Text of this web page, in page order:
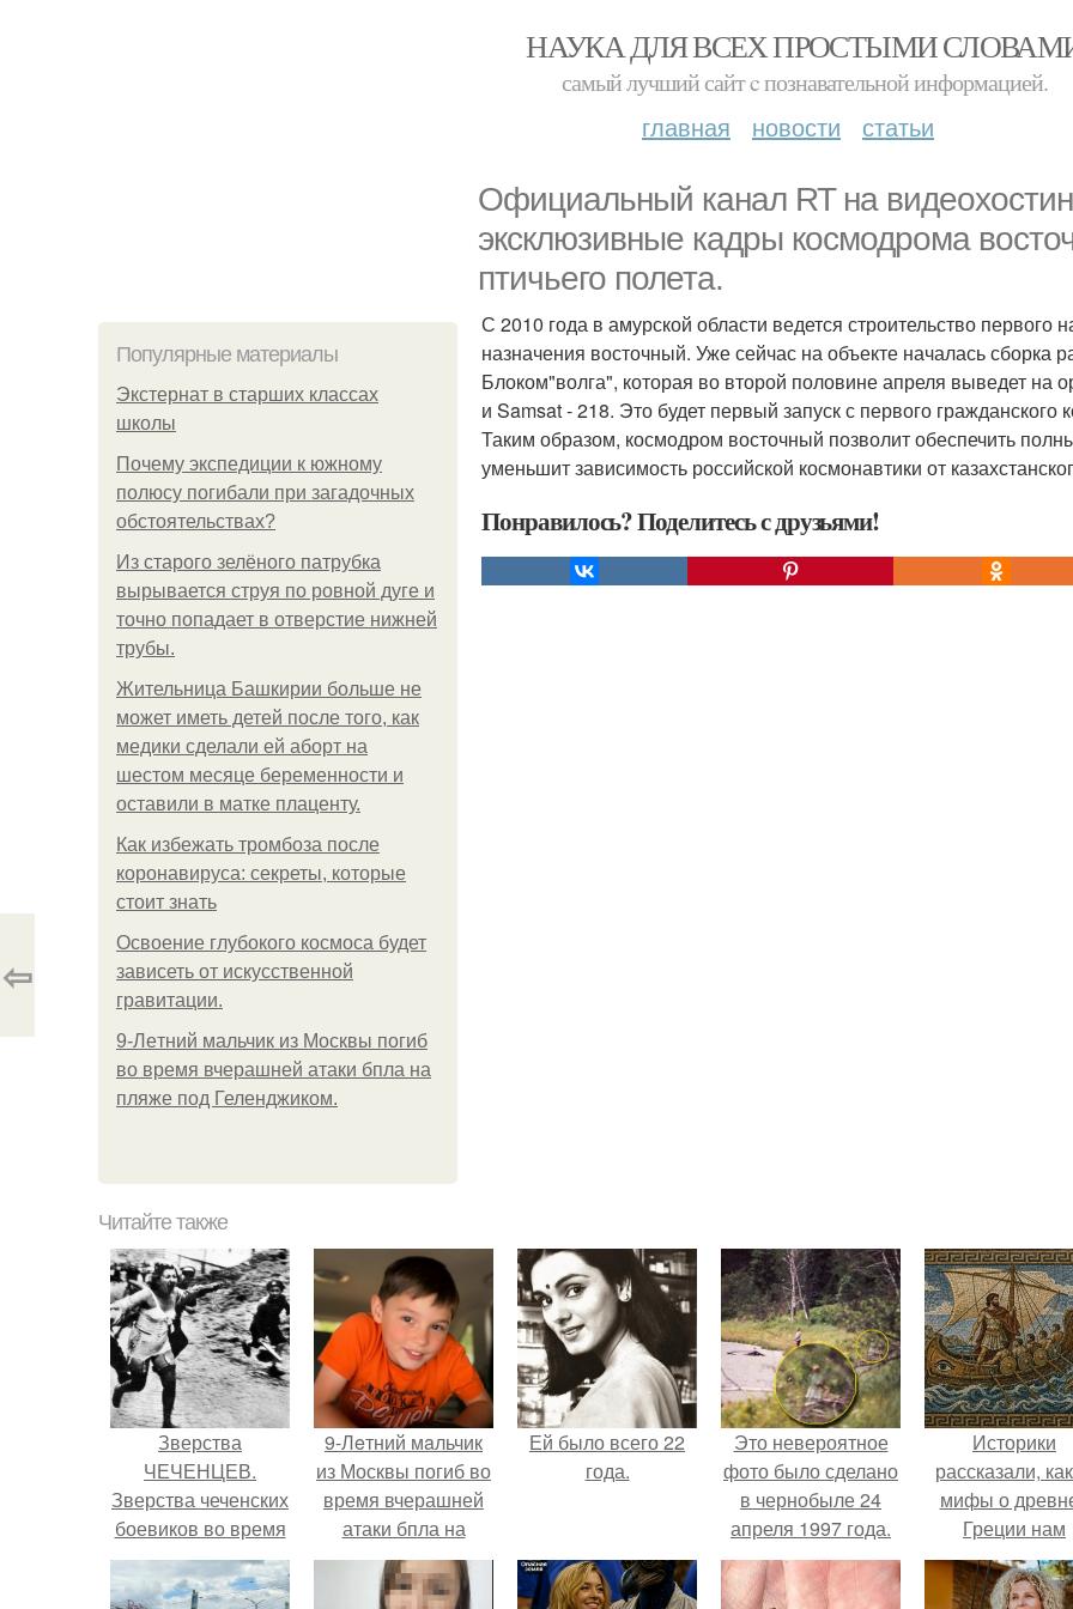
НАУКА ДЛЯ ВСЕХ ПРОСТЫМИ
самый лучший сайт c познавательной информацией.
главная новости статьи
Официальный канал RT на
эксклюзивные кадры космодрома
птичьего полета.
Популярные материалы
Экстернат в старших классах
школы
Почему экспедиции к южному
полюсу погибали при загадочных
обстоятельствах?
Из старого зелёного патрубка
вырывается струя по ровной дуге и
точно попадает в отверстие нижней
трубы.
Жительница Башкирии больше не
может иметь детей после того, как
медики сделали ей аборт на
шестом месяце беременности и
оставили в матке плаценту.
Как избежать тромбоза после
коронавируса: секреты, которые
стоит знать
Освоение глубокого космоса будет
зависеть от искусственной
гравитации.
9-Лeтний мaльчик из Москвы погиб
во время вчерашней атаки бпла на
пляже под Геленджиком.
С 2010 года в амурской области ведется строительство первого
назначения восточный. Уже сейчас на объекте началась сборка
Блоком"волга", которая во второй половине апреля выведет на
и Samsat - 218. Это будет первый запуск с первого гражданского
Таким образом, космодром восточный позволит обеспечить
уменьшит зависимость российской космонавтики от
Понравилось? Поделитесь с друзьями!
⇦
Читайте также
Зверства
ЧЕЧЕНЦЕВ.
Зверства чеченских
боевиков во время
первой чеченской.
9-Лeтний мaльчик
из Москвы погиб во
время вчерашней
атаки бпла на
пляже под
Геленджиком.
Ей было всего 22
года.
Это невероятное
фото было сделано
в чернобыле 24
апреля 1997 года.
Историки
рассказали,
мифы о
Греции нам
навязало